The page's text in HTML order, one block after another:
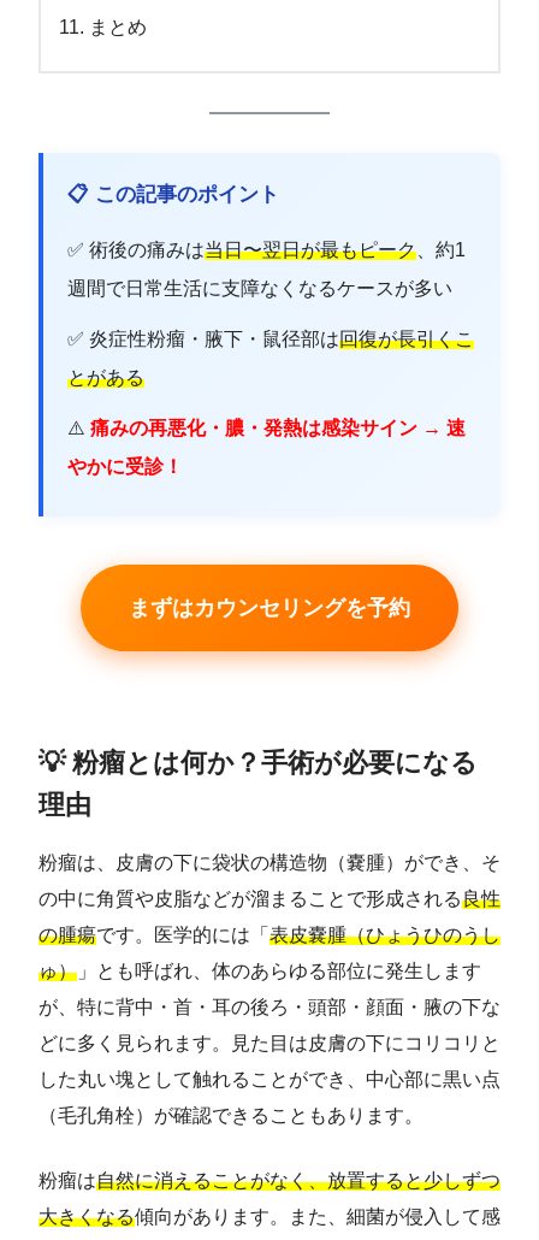
まとめ
📋 この記事のポイント
✅ 術後の痛みは当日〜翌日が最もピーク 、約1
週間で日常生活に支障なくなるケースが多い
✅ 炎症性粉瘤・腋下・鼠径部は回復が長引くこ
とがある
⚠️ 痛みの再悪化・膿・発熱は感染サイン → 速
やかに受診！
まずはカウンセリングを予約
💡 粉瘤とは何か？手術が必要になる
理由
粉瘤は、皮膚の下に袋状の構造物（嚢腫）ができ、そ
の中に角質や皮脂などが溜まることで形成される良性
の腫瘍です。医学的には「 表皮嚢腫（ひょうひのうし
ゅ） 」とも呼ばれ、体のあらゆる部位に発生します
が、特に背中・首・耳の後ろ・頭部・顔面・腋の下な
どに多く見られます。見た目は皮膚の下にコリコリと
した丸い塊として触れることができ、中心部に黒い点
（毛孔角栓）が確認できることもあります。
粉瘤は自然に消えることがなく、放置すると少しずつ
大きくなる傾向があります。また、細菌が侵入して感